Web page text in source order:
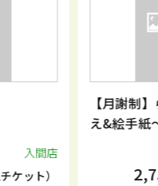
入間店
ット）
【月謝制】
え&絵手紙～